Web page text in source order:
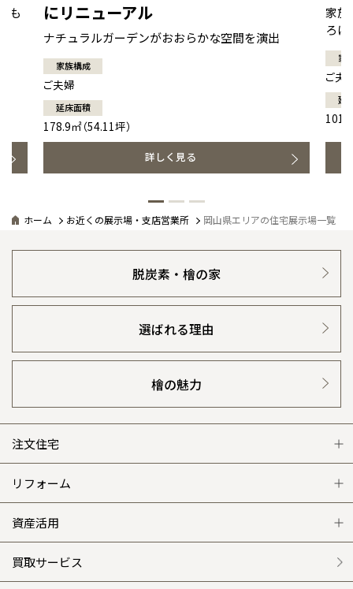
も
にリニューアル
ナチュラルガーデンがおおらかな空間を演出
家族構成
ご夫婦
延床面積
178.9㎡（54.11坪）
詳しく見る
家族
ろ
家
ご夫
延
ホーム お近くの展示場・支店営業所 岡山県エリアの住宅展示場一覧
脱炭素・檜の家
選ばれる理由
檜の魅力
注文住宅
注文住宅 トップ
グレートステージ
クレステージ
リフォーム
リフォーム トップ
リフォームメニュー
資産活用
資産活用 トップ
買取サービス